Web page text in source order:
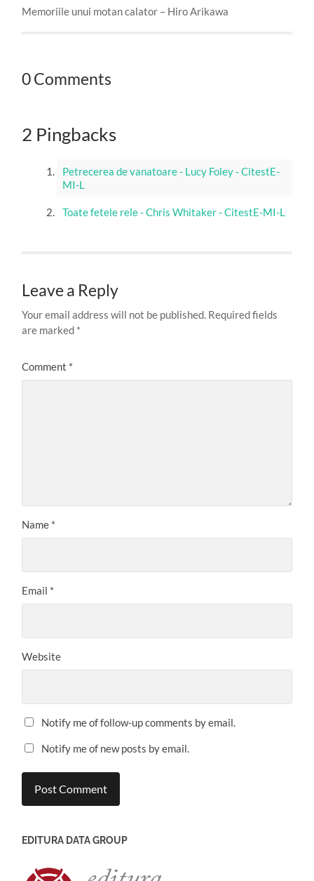
Memoriile unui motan calator – Hiro Arikawa
0 Comments
2 Pingbacks
Petrecerea de vanatoare - Lucy Foley - CitestE-
MI-L
Toate fetele rele - Chris Whitaker - CitestE-MI-L
Leave a Reply
Your email address will not be published. Required fields
are marked *
Comment *
Name *
Email *
Website
Notify me of follow-up comments by email.
Notify me of new posts by email.
EDITURA DATA GROUP